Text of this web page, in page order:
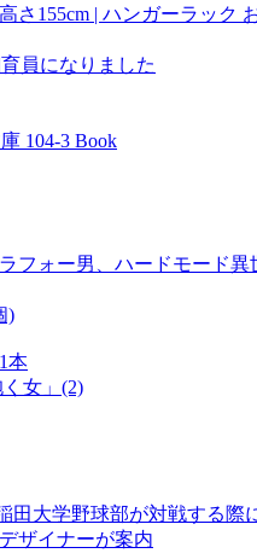
さ155cm | ハンガーラッ
員になりました
104-3 Book
フォー男、ハードモード
)
本
女」(2)
田大学野球部が対戦する際
ザイナーが案内